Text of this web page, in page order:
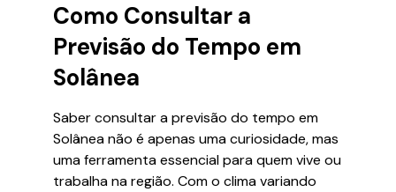
Como Consultar a
Previsão do Tempo em
Solânea
Saber consultar a previsão do tempo em
Solânea não é apenas uma curiosidade, mas
uma ferramenta essencial para quem vive ou
trabalha na região. Com o clima variando